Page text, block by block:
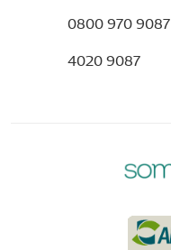
0800 970 9087
4020 9087